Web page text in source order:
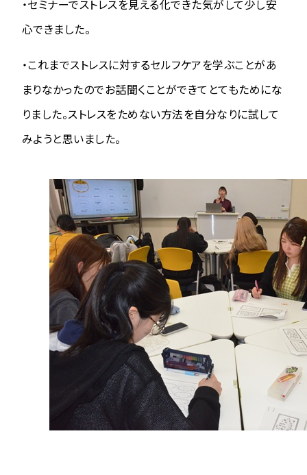
・セミナーでストレスを見える化できた気がして少し安
心できました。
・これまでストレスに対するセルフケアを学ぶことがあ
まりなかったのでお話聞くことができてとてもためにな
りました。ストレスをためない方法を自分なりに試して
みようと思いました。